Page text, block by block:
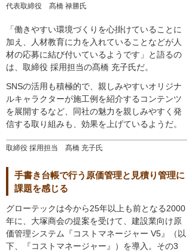
代表取締役 髙橋 禄勝氏
取締役 採用担当 髙橋 充子氏
「働きやすい環境づくりを心掛けていることに
加え、人材教育に力を入れていることなどが人
材の応募に結び付いているようです」と語るの
は、取締役 採用担当の髙橋 充子氏だ。
SNSの活用も積極的で、親しみやすいオリジナ
ルキャラクターが施工例を紹介するコンテンツ
を展開するなど、同社の魅力を親しみやすく発
信する取り組みも、効果を上げているようだ。
手書き台帳で行う原価管理と見積り管理に
課題を感じる
グローテックは今から25年以上も前となる2000
年に、大塚商会の提案を受けて、建設業向け原
価管理システム『コストマネージャー V5』（以
下、『コストマネージャー』）を導入。その3